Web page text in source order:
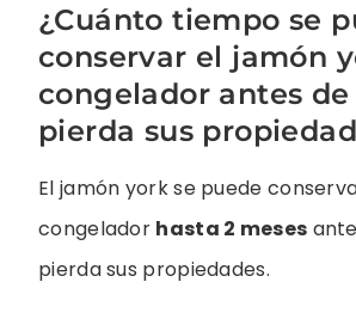
¿Cuánto tiempo se
conservar el jamón
congelador antes de
pierda sus
El jamón york se puede
congelador hasta 2 meses
pierda sus propiedades.